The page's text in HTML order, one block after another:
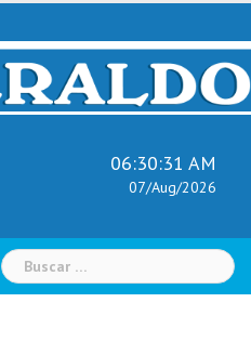
06:30:32 AM
07/Aug/2026
Buscar: